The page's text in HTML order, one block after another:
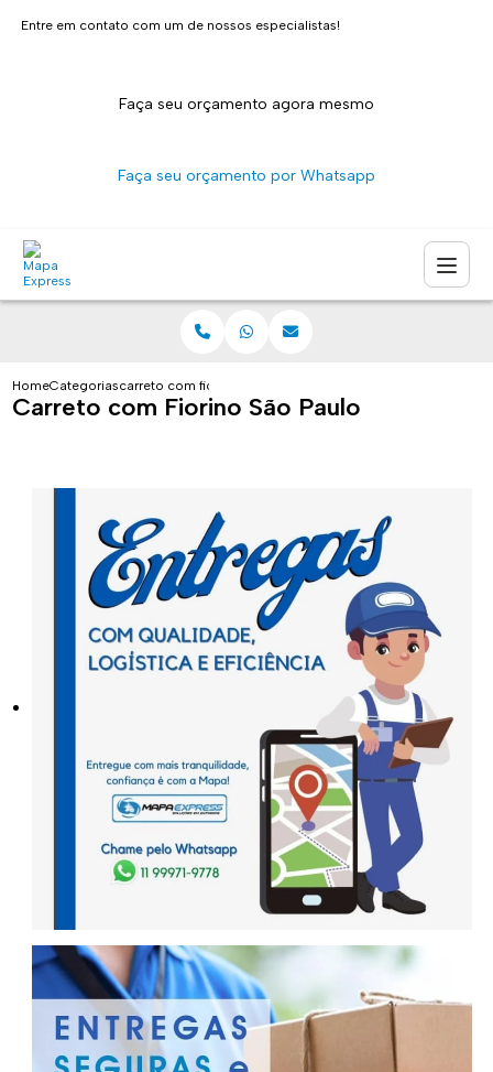
Entre em contato com um de nossos especialistas!
Faça seu orçamento agora mesmo
Faça seu orçamento por Whatsapp
HomeCategoriascarreto com fiorino sao paulo
Carreto com Fiorino São Paulo